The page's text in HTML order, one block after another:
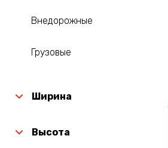
Внедорожные
Грузовые
Ширина
Высота